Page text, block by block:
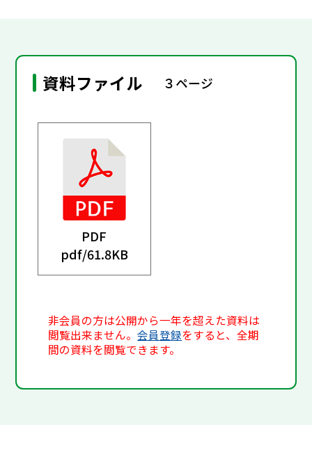
資料ファイル ３ページ
PDF
pdf/61.8KB
非会員の方は公開から一年を超えた資料は
閲覧出来ません。会員登録をすると、全期
間の資料を閲覧できます。